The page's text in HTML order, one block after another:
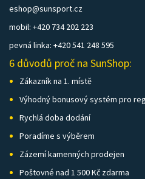
eshop@sunsport.cz
mobil: +420 734 202 223
pevná linka: +420 541 248 595
6 důvodů proč na SunShop:
Zákazník na 1. místě
Výhodný bonusový systém pro
Rychlá doba dodání
Poradíme s výběrem
Zázemí kamenných prodejen
Poštovné nad 1 500 Kč zdarma